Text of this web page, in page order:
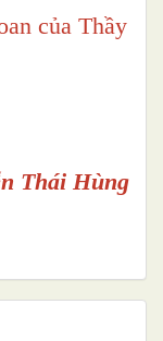
của Thầy
Thái Hùng